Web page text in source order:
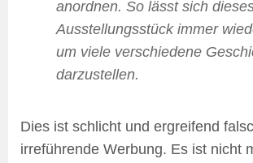
anordnen. So lässt sich
Ausstellungsstück immer
um viele verschiedene
darzustellen.
Dies ist schlicht und ergreifend
irreführende Werbung. Es ist nicht